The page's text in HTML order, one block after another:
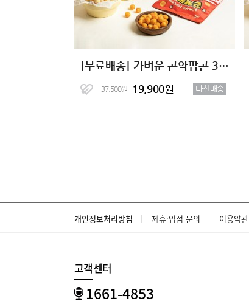
[무료배송] 가벼운 곤약팝콘 3종 15봉
37,500원 19,900원 다신배송
개인정보처리방침 제휴·입점 문의 이용약관
고객센터
1661-4853